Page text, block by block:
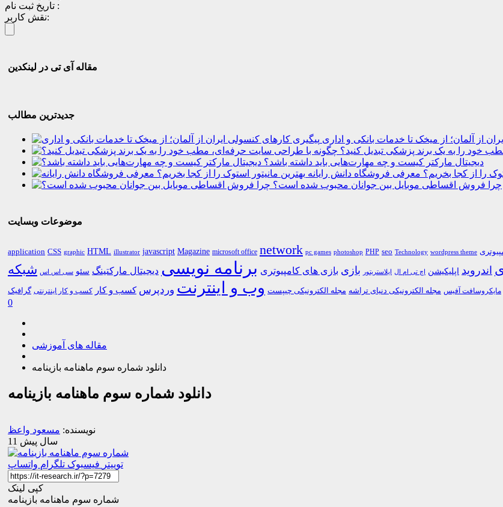
تاریخ ثبت نام :
نقش کاربر:
مقاله آی تی در لینکدین
جدیدترین مطالب
از آلمان؛ از میخک تا خدمات بانکی و اداری
خود را به یک برند پزشکی تبدیل کنید؟
دیجیتال مارکتر کیست و چه مهارت‌هایی باید داشته باشد؟
را از کجا بخریم؟ معرفی فروشگاه دانش رایانه
چرا فروش اقساطی موبایل بین جوانان محبوب شده است؟
موضوعات وبسایت
application CSS graphic HTML illustrator javascript Magazine microsoft office network pc games photoshop PHP seo Technology wordpress theme
اندروید اپلیکیشن اچ تی ام ال ایلاستریتور بازی بازی های کامپیوتری برنامه نویسی دیجیتال مارکتینگ سئو سی اس اس شبکه
مایکروسافت آفیس مجله الکترونیکی دنیای تراشه مجله الکترونیکی چیپست وب و اینترنت وردپرس کسب و کار کسب و کار اینترنتی گرافیک
0
مقاله های آموزشی
دانلود شماره سوم ماهنامه بازینامه
دانلود شماره سوم ماهنامه بازینامه
نویسنده: مسعود واعظ
11 سال پیش
توییتر فیسبوک تلگرام واتساپ
کپی لینک
شماره سوم ماهنامه بازینامه